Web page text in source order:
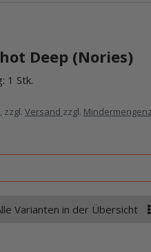
Deep (Nories)
1 Stk.
zzgl. Versand zzgl.
Varianten in der Übersicht